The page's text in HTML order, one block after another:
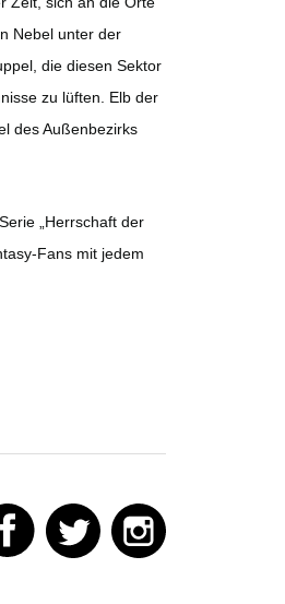
Nebel unter der
die diesen Sektor
zu lüften. Elb der
des Außenbezirks
„Herrschaft der
Fans mit jedem